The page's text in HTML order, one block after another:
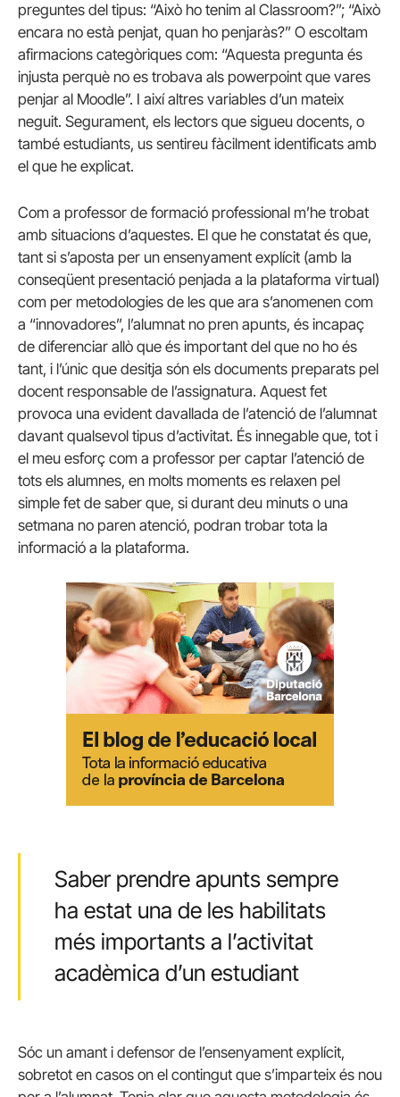
preguntes del tipus: “Això ho tenim al Classroom?”; “Això
encara no està penjat, quan ho penjaràs?” O escoltam
afirmacions categòriques com: “Aquesta pregunta és
injusta perquè no es trobava als powerpoint que vares
penjar al Moodle”. I així altres variables d’un mateix
neguit. Segurament, els lectors que sigueu docents, o
també estudiants, us sentireu fàcilment identificats amb
el que he explicat.
Com a professor de formació professional m’he trobat
amb situacions d’aquestes. El que he constatat és que,
tant si s’aposta per un ensenyament explícit (amb la
conseqüent presentació penjada a la plataforma virtual)
com per metodologies de les que ara s’anomenen com
a “innovadores”, l’alumnat no pren apunts, és incapaç
de diferenciar allò que és important del que no ho és
tant, i l’únic que desitja són els documents preparats pel
docent responsable de l’assignatura. Aquest fet
provoca una evident davallada de l’atenció de l’alumnat
davant qualsevol tipus d’activitat. És innegable que, tot i
el meu esforç com a professor per captar l’atenció de
tots els alumnes, en molts moments es relaxen pel
simple fet de saber que, si durant deu minuts o una
setmana no paren atenció, podran trobar tota la
informació a la plataforma.
Saber prendre apunts sempre
ha estat una de les habilitats
més importants a l’activitat
acadèmica d’un estudiant
Sóc un amant i defensor de l’ensenyament explícit,
sobretot en casos on el contingut que s’imparteix és nou